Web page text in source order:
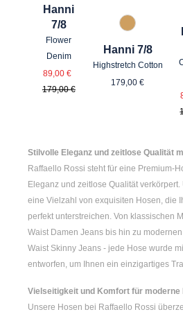
Hanni
7/8
Flower
Denim
Verkaufspreis:
89,00 €
Regulärer Preis:
179,00 €
374
Hanni 7/8
Highstretch Cotton
Regulärer
179,00 €
Stilvolle Eleganz und zeitlose Qualität
Raffaello Rossi steht für eine Premium-
Eleganz und zeitlose Qualität
eine Vielzahl von exquisiten Hosen, die
perfekt unterstreichen. Von klassischen
Waist Damen Jeans bis hin zu
Waist Skinny Jeans - jede Hose wurde
entworfen, um Ihnen ein einzigartiges
Vielseitigkeit und Komfort für moderne
Unsere Hosen bei Raffaello Rossi